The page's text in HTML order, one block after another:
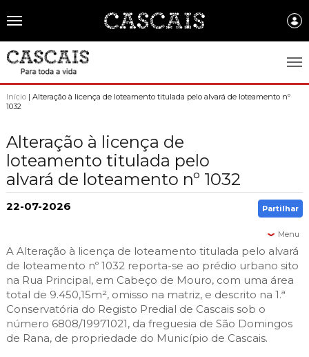
Português
CASCAIS.PT
SOBRE CASCAIS:
História
Arquivo Historico
Recursos educativos - história e património
GOVERNO LOCAL:
Assembleia Municipal
Gestão administrativa e financeira
Projetos Cofinanciados
Transparência Municipal
Planeamento Estratégico
FREGUESIAS:
Carcavelos e Parede
Cascais e Estoril
S. Domingos de Rana
Cascais Ambiente
Cascais Dinâmica
Cascais Envolvente
Cascais Próxima
FACTOS E NÚMEROS:
Ambiente & Energia
Governação
COMUNICAÇÃO:
Jornal C
Agenda do executivo
VIVER
Início| Alteração à licença de loteamento titulada pelo alvará de loteamento nº
1032
Alteração à licença de
loteamento titulada pelo
alvará de loteamento nº 1032
22-07-2026 Partilhar
A Alteração à licença de loteamento titulada pelo alvará
de loteamento nº 1032 reporta-se ao prédio urbano sito
na Rua Principal, em Cabeço de Mouro, com uma área
total de 9.450,15m², omisso na matriz, e descrito na 1.ª
Conservatória do Registo Predial de Cascais sob o
número 6808/19971021, da freguesia de São Domingos
de Rana, de propriedade do Município de Cascais.
Menu